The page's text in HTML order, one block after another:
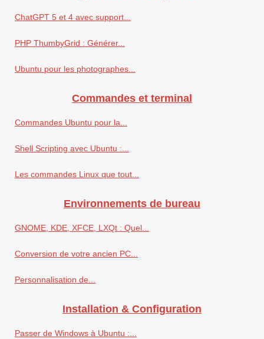
ChatGPT 5 et 4 avec support...
PHP ThumbyGrid : Générer...
Ubuntu pour les photographes...
Commandes et terminal
Commandes Ubuntu pour la...
Shell Scripting avec Ubuntu :...
Les commandes Linux que tout...
Environnements de bureau
GNOME, KDE, XFCE, LXQt : Quel...
Conversion de votre ancien PC...
Personnalisation de...
Installation & Configuration
Passer de Windows à Ubuntu :...